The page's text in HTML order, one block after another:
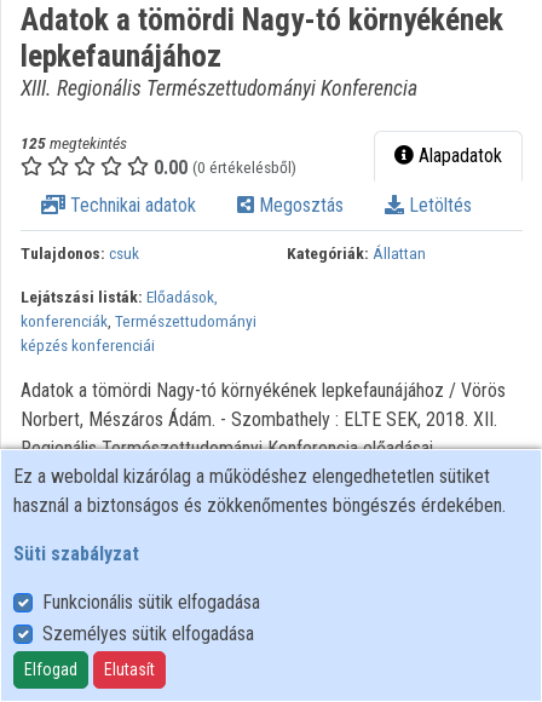
Bejelentkezés
Intézményi felfedezés
Kategóriák
Intézmények
Közreműködők
Adatok a tömördi Nagy-tó környékének
lepkefaunájához
XIII. Regionális Természettudományi Konferencia
125megtekintés
0.00 (0 értékelésből) Alapadatok
Technikai adatok Megosztás Letöltés
Tulajdonos: csuk Kategóriák: Állattan
Lejátszási listák: Előadások,
konferenciák, Természettudományi
képzés konferenciái
Adatok a tömördi Nagy-tó környékének lepkefaunájához / Vörös
Norbert, Mészáros Ádám. - Szombathely : ELTE SEK, 2018. XII.
Regionális Természettudományi Konferencia előadásai
Felhasználói szabályzat
Adatkezelési tájékoztató
Süti szabályzat
Ez a weboldal kizárólag a működéshez elengedhetetlen sütiket
használ a biztonságos és zökkenőmentes böngészés érdekében.
Süti szabályzat
Funkcionális sütik elfogadása
Személyes sütik elfogadása
Elfogad Elutasít